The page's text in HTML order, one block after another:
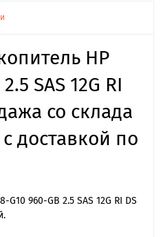
HP
SAS 12G RI
со склада
доставкой по
G10 960-GB 2.5 SAS 12G RI DS